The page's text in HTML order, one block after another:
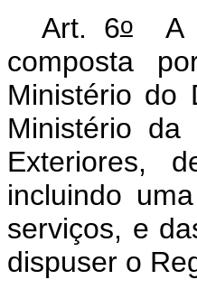
Art. 6oA
composta
Ministério do
Ministério da
Exteriores,
incluindo
serviços, e
dispuser o